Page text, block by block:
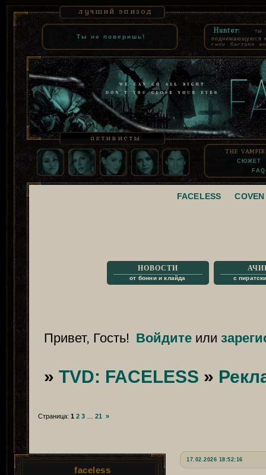
лучший эпизод
Ты не поверишь!
Hunter:
ты
поднимающуюся
сноу, бастард,
как комнатная
суть, взять
которое все
узурпацию.
помнил только
продал свою
активисты
THE
СЮЖЕТ
FAQ
FACELESS COVEN
НОВОСТИ
от бонни и клайда с
Привет, Гость! Войдитеили
» TVD: FACELESS »
Страница: 1 2 3 21 »
17.02.2026 18:52:16
faceless